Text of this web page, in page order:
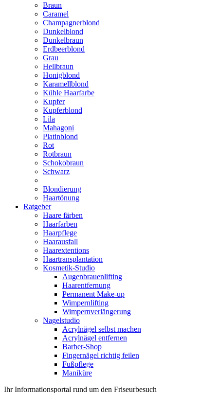
Braun
Caramel
Champagnerblond
Dunkelblond
Dunkelbraun
Erdbeerblond
Grau
Hellbraun
Honigblond
Karamellblond
Kühle Haarfarbe
Kupfer
Kupferblond
Lila
Mahagoni
Platinblond
Rot
Rotbraun
Schokobraun
Schwarz
Blondierung
Haartönung
Ratgeber
Haare färben
Haarfarben
Haarpflege
Haarausfall
Haarextentions
Haartransplantation
Kosmetik-Studio
Augenbrauenlifting
Haarentfernung
Permanent Make-up
Wimpernlifting
Wimpernverlängerung
Nagelstudio
Acrylnägel selbst machen
Acrylnägel entfernen
Barber-Shop
Fingernägel richtig feilen
Fußpflege
Maniküre
Ihr Informationsportal rund um den Friseurbesuch